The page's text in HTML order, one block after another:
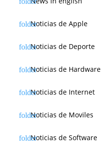
Noticias de Apple
Noticias de Deporte
Noticias de Hardware
Noticias de Internet
Noticias de Moviles
Noticias de Software